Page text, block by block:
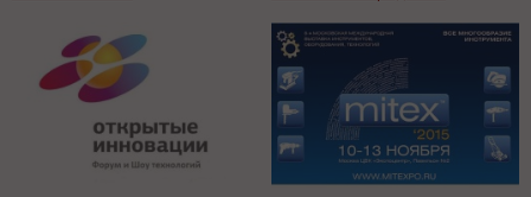
ПТА-2015»